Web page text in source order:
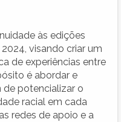
às edições
visando criar um
de experiências entre
é abordar e
de potencializar o
racial em cada
redes de apoio e a